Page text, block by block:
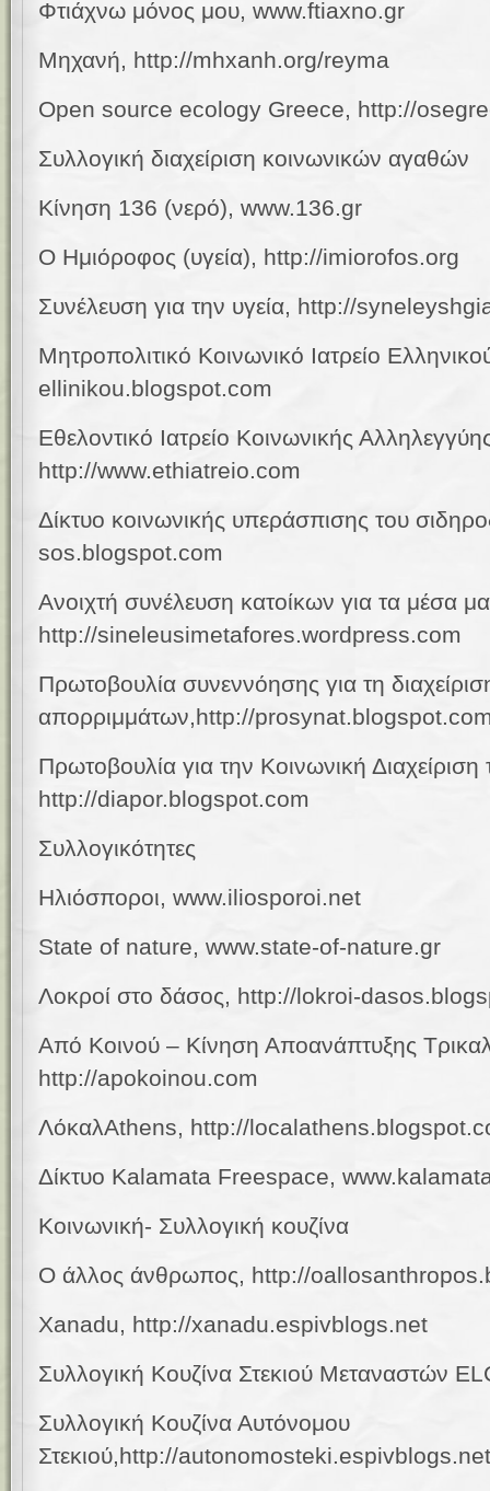
Φτιάχνω μόνος μου, www.ftiaxno.gr
Μηχανή, http://mhxanh.org/reyma
Open source ecology Greece, http://
Συλλογική διαχείριση κοινωνικών αγαθών
Κίνηση 136 (νερό), www.136.gr
Ο Ημιόροφος (υγεία), http://imiorofos.org
Συνέλευση για την υγεία, http://
Μητροπολιτικό Κοινωνικό Ιατρείο
ellinikou.blogspot.com
Εθελοντικό Ιατρείο Κοινωνικής
http://www.ethiatreio.com
Δίκτυο κοινωνικής υπεράσπισης του
sos.blogspot.com
Ανοιχτή συνέλευση κατοίκων για τα μέσα
http://sineleusimetafores.wordpress.com
Πρωτοβουλία συνεννόησης για τη
απορριμμάτων,http://
Πρωτοβουλία για την Κοινωνική
http://diapor.blogspot.com
Συλλογικότητες
Ηλιόσποροι, www.iliosporoi.net
State of nature, www.state-of-nature.gr
Λοκροί στο δάσος, http://lokroi-
Από Κοινού – Κίνηση Αποανάπτυξης
http://apokoinou.com
ΛόκαλAthens, http://
Δίκτυο Kalamata Freespace,
Κοινωνική- Συλλογική κουζίνα
Ο άλλος άνθρωπος, http://
Xanadu, http://xanadu.espivblogs.net
Συλλογική Κουζίνα Στεκιού Μεταναστών
Συλλογική Κουζίνα Αυτόνομου
Στεκιού,http://autonomosteki.espivblogs.net